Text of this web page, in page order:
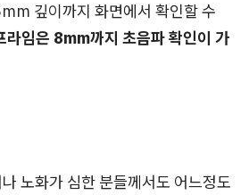
깊이까지 화면에서 확인할 수
라임은 8mm까지 초음파 확인이 가
노화가 심한 분들께서도 어느정도